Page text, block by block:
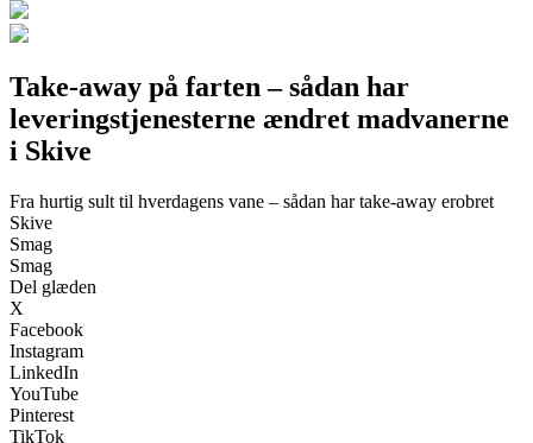
Take-away på farten – sådan har
leveringstjenesterne ændret madvanerne
i Skive
Fra hurtig sult til hverdagens vane – sådan har take-away erobret
Skive
Smag
Smag
Del glæden
X
Facebook
Instagram
LinkedIn
YouTube
Pinterest
TikTok